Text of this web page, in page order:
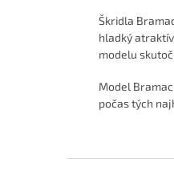
Škridla
hladký
modelu
Model
počas tých